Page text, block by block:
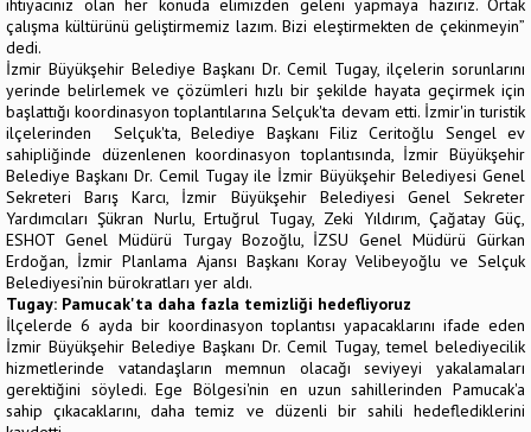
ihtiyacınız olan her konuda elimizden geleni yapmaya hazırız. Ortak
çalışma kültürünü geliştirmemiz lazım. Bizi eleştirmekten de çekinmeyin”
dedi.
İzmir Büyükşehir Belediye Başkanı Dr. Cemil Tugay, ilçelerin sorunlarını
yerinde belirlemek ve çözümleri hızlı bir şekilde hayata geçirmek için
başlattığı koordinasyon toplantılarına Selçuk'ta devam etti. İzmir'in turistik
ilçelerinden Selçuk'ta, Belediye Başkanı Filiz Ceritoğlu Sengel ev
sahipliğinde düzenlenen koordinasyon toplantısında, İzmir Büyükşehir
Belediye Başkanı Dr. Cemil Tugay ile İzmir Büyükşehir Belediyesi Genel
Sekreteri Barış Karcı, İzmir Büyükşehir Belediyesi Genel Sekreter
Yardımcıları Şükran Nurlu, Ertuğrul Tugay, Zeki Yıldırım, Çağatay Güç,
ESHOT Genel Müdürü Turgay Bozoğlu, İZSU Genel Müdürü Gürkan
Erdoğan, İzmir Planlama Ajansı Başkanı Koray Velibeyoğlu ve Selçuk
Belediyesi’nin bürokratları yer aldı.
Tugay: Pamucak'ta daha fazla temizliği hedefliyoruz
İlçelerde 6 ayda bir koordinasyon toplantısı yapacaklarını ifade eden
İzmir Büyükşehir Belediye Başkanı Dr. Cemil Tugay, temel belediyecilik
hizmetlerinde vatandaşların memnun olacağı seviyeyi yakalamaları
gerektiğini söyledi. Ege Bölgesi'nin en uzun sahillerinden Pamucak'a
sahip çıkacaklarını, daha temiz ve düzenli bir sahili hedeflediklerini